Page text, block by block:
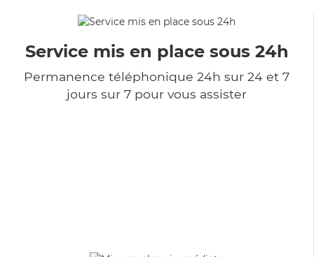
Service mis en place sous 24h
Permanence téléphonique 24h sur 24 et 7
jours sur 7 pour vous assister